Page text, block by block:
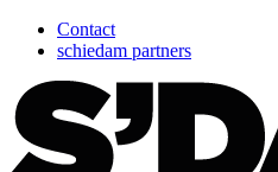
Contact
schiedam partners